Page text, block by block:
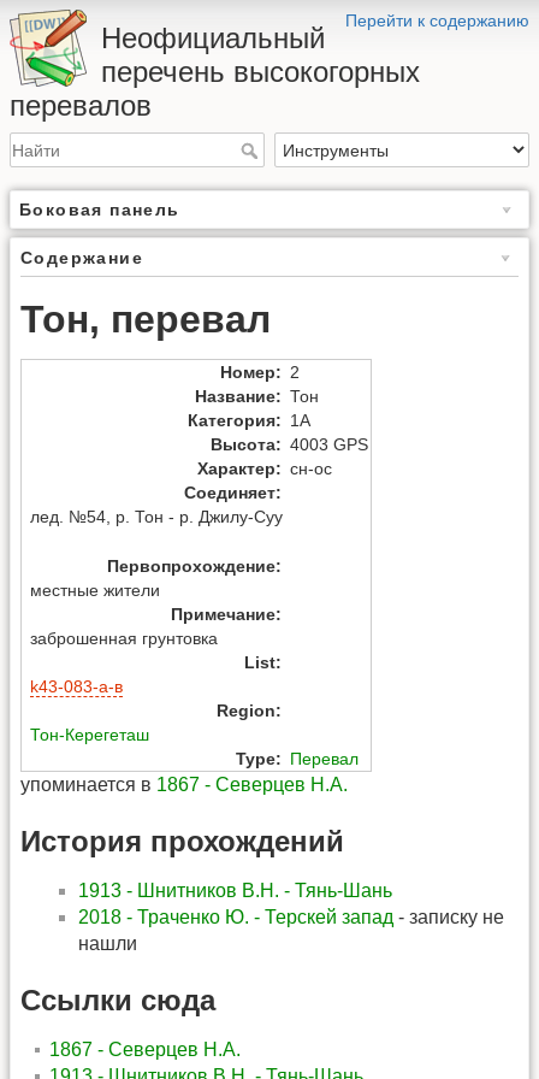
Перейти к содержанию
Неофициальный
перечень высокогорных
перевалов
Боковая панель
Содержание
Тон, перевал
Номер: 2
Название: Тон
Категория: 1А
Высота: 4003 GPS
Характер: сн-ос
Соединяет:
лед. №54, р. Тон - р. Джилу-Суу
Первопрохождение:
местные жители
Примечание:
заброшенная грунтовка
List:
k43-083-а-в
Region:
Тон-Керегеташ
Type: Перевал
упоминается в 1867 - Северцев Н.А.
История прохождений
1913 - Шнитников В.Н. - Тянь-Шань
2018 - Траченко Ю. - Терскей запад - записку не
нашли
Ссылки сюда
1867 - Северцев Н.А.